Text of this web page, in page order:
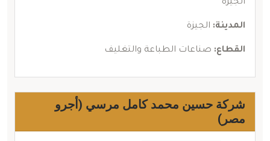
الجيزة
المدينة: الجيزة
القطاع: صناعات الطباعة والتغليف
شركة حسين محمد كامل مرسي (أجرو
مصر)